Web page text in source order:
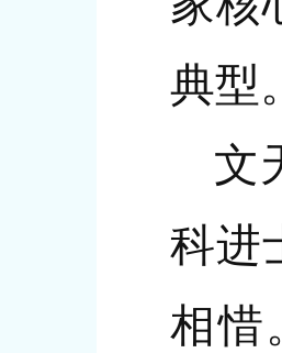
典型。
文
科进
相惜